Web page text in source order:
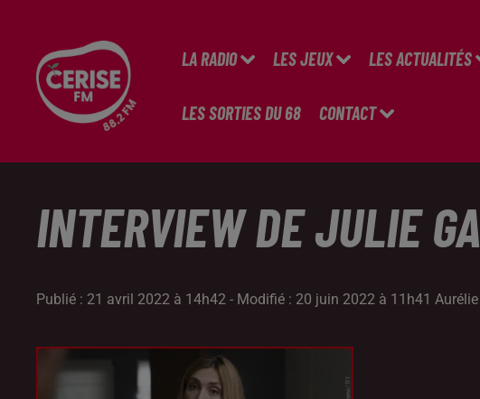
LA RADIO LES JEUX LES ACTUALITÉS
LES SORTIES DU 68 CONTACT
INTERVIEW DE JULIE
Publié : 21 avril 2022 à 14h42 - Modifié : 20 juin 2022 à 11h41